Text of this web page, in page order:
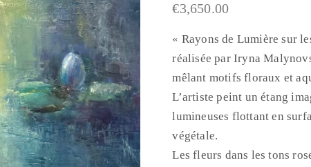
€3,650.00
« Rayons de Lumière sur
réalisée par Iryna
mêlant motifs floraux et
L’artiste peint un étang
lumineuses flottant en
végétale.
Les fleurs dans les tons